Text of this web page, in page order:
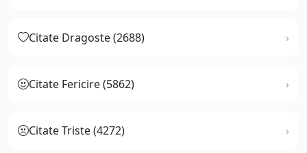
Citate Dragoste (2688)
Citate Fericire (5862)
Citate Triste (4272)